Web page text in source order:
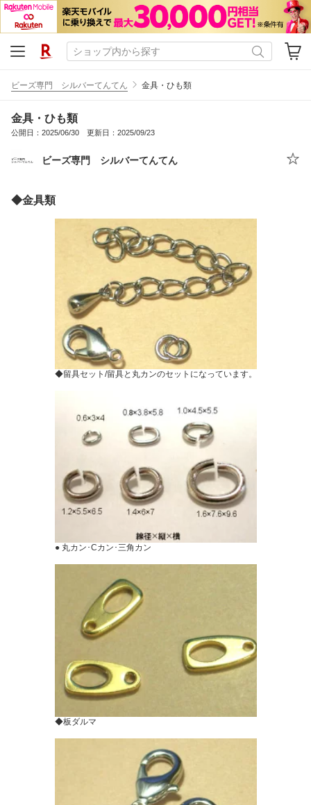
ビーズ専門 シルバーてんてん 金具・ひも類
金具・ひも類
公開日：2025/06/30 更新日：2025/09/23
ビーズ専門 シルバーてんてん
◆金具類
◆留具セット/留具と丸カンのセットになっています。
● 丸カン･Cカン･三角カン
◆板ダルマ